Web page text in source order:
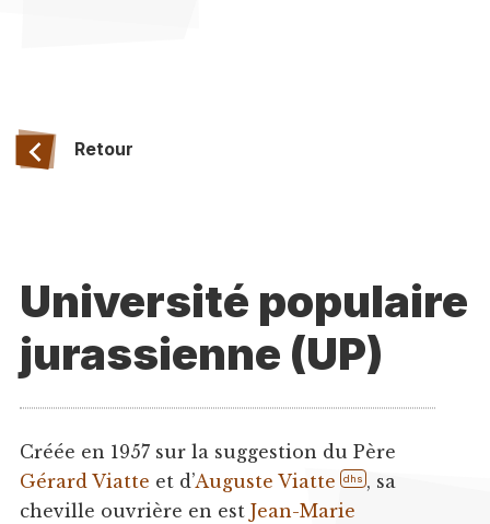
Retour
Université populaire
jurassienne (UP)
Créée en 1957 sur la suggestion du Père
Gérard Viatte et d’Auguste Viatte dhs , sa
cheville ouvrière en est Jean-Marie